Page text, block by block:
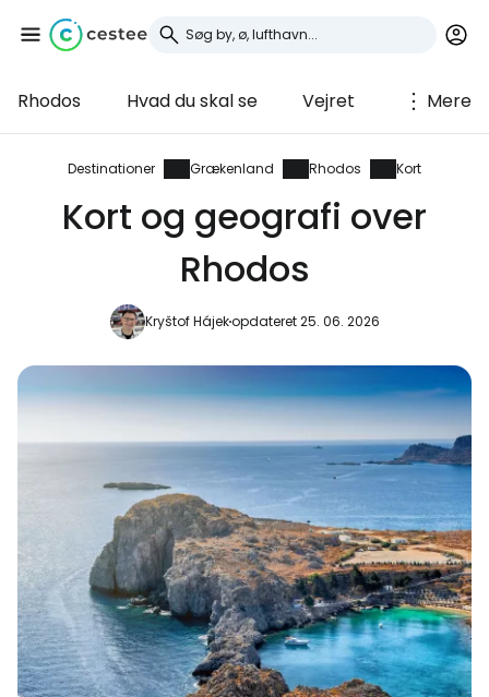
Rhodos Hvad du skal se Vejret Mere
Destinationer Grækenland Rhodos Kort
Kort og geografi over
Rhodos
Kryštof Hájekopdateret 25. 06. 2026
Log ind på Cestee
... det verdensomspændende
Fortsæt med Google
Fortsæt med e-mail